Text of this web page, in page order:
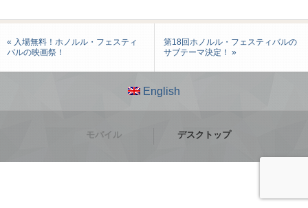
« 入場無料！ホノルル・フェスティ
バルの映画祭！
第18回ホノルル・フェスティバルの
サブテーマ決定！ »
English
モバイル デスクトップ